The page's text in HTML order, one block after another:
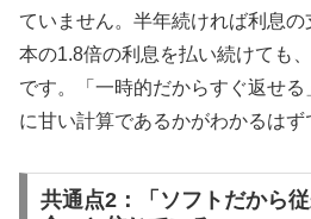
ていません。半年続ければ利息
本の1.8倍の利息を払い続けても
です。「一時的だからすぐ返せ
に甘い計算であるかがわかるはず
共通点2：「ソフトだから